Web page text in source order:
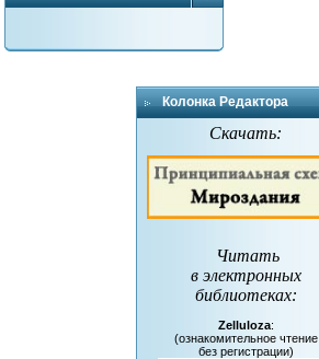
Колонка Редактора
Скачать:
Читать
в электронных
библиотеках:
Zelluloza:
(ознакомительное чтение
без регистрации)